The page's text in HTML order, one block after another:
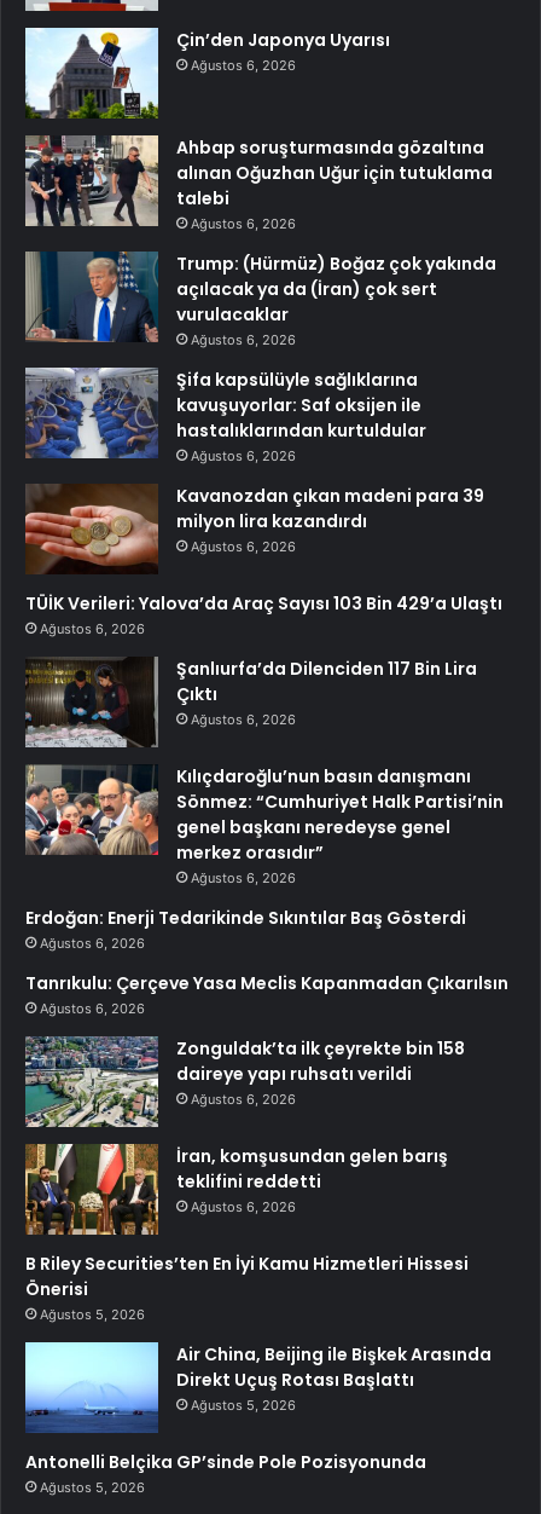
Çin’den Japonya Uyarısı
Ağustos 6, 2026
Ahbap soruşturmasında gözaltına
alınan Oğuzhan Uğur için tutuklama
talebi
Ağustos 6, 2026
Trump: (Hürmüz) Boğaz çok yakında
açılacak ya da (İran) çok sert
vurulacaklar
Ağustos 6, 2026
Şifa kapsülüyle sağlıklarına
kavuşuyorlar: Saf oksijen ile
hastalıklarından kurtuldular
Ağustos 6, 2026
Kavanozdan çıkan madeni para 39
milyon lira kazandırdı
Ağustos 6, 2026
TÜİK Verileri: Yalova’da Araç Sayısı 103 Bin 429’a Ulaştı
Ağustos 6, 2026
Şanlıurfa’da Dilenciden 117 Bin Lira
Çıktı
Ağustos 6, 2026
Kılıçdaroğlu’nun basın danışmanı
Sönmez: “Cumhuriyet Halk Partisi’nin
genel başkanı neredeyse genel
merkez orasıdır”
Ağustos 6, 2026
Erdoğan: Enerji Tedarikinde Sıkıntılar Baş Gösterdi
Ağustos 6, 2026
Tanrıkulu: Çerçeve Yasa Meclis Kapanmadan Çıkarılsın
Ağustos 6, 2026
Zonguldak’ta ilk çeyrekte bin 158
daireye yapı ruhsatı verildi
Ağustos 6, 2026
İran, komşusundan gelen barış
teklifini reddetti
Ağustos 6, 2026
B Riley Securities’ten En İyi Kamu Hizmetleri Hissesi
Önerisi
Ağustos 5, 2026
Air China, Beijing ile Bişkek Arasında
Direkt Uçuş Rotası Başlattı
Ağustos 5, 2026
Antonelli Belçika GP’sinde Pole Pozisyonunda
Ağustos 5, 2026